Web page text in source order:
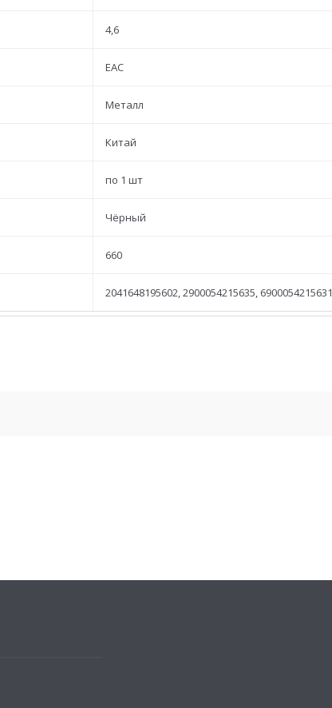
4,6
ЕАС
Металл
Китай
по 1 шт
Чёрный
660
2041648195602, 2900054215635, 6900054215631